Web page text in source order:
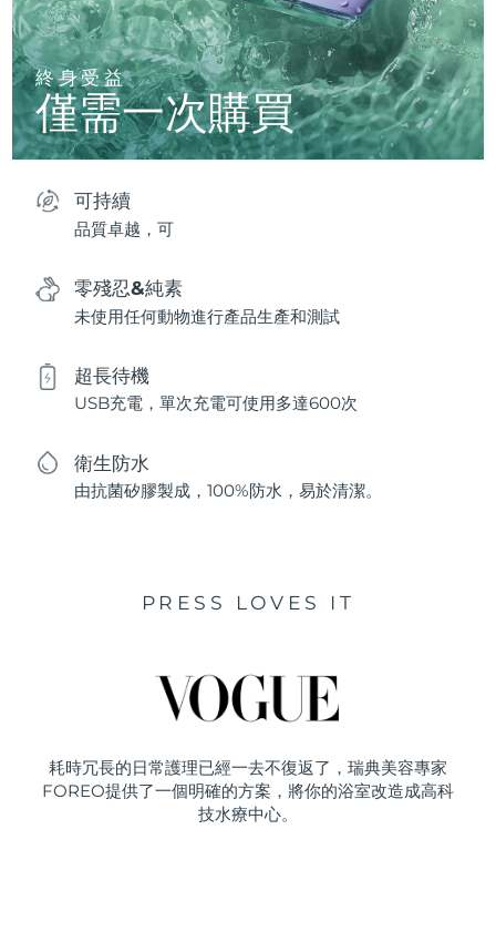
終身受益
僅需一次購買
可持續
品質卓越，可
零殘忍&純素
未使用任何動物進行產品生產和測試
超長待機
USB充電，單次充電可使用多達600次
衛生防水
由抗菌矽膠製成，100%防水，易於清潔。
PRESS LOVES IT
耗時冗長的日常護理已經一去不復返了，瑞典美容專家
FOREO提供了一個明確的方案，將你的浴室改造成高科
技水療中心。